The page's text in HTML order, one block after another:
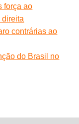
força ao
direita
contrárias ao
do Brasil no